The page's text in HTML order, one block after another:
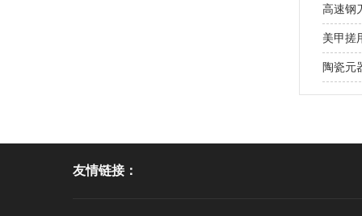
高速钢
美甲搓
陶瓷元
友情链接：